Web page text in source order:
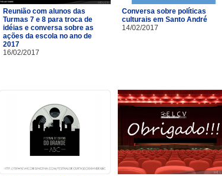
Reunião com alunos das
Turmas 7 e 8 para troca de
idéias e conversa sobre as
ações da escola no ano de
2017
16/02/2017
Conversa sobre políticas
culturais em Santo André
14/02/2017